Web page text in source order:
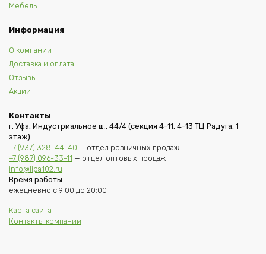
Мебель
Информация
О компании
Доставка и оплата
Отзывы
Акции
Контакты
г. Уфа, Индустриальное ш., 44/4 (секция 4-11, 4-13 ТЦ Радуга, 1
этаж)
+7 (937) 328-44-40 — отдел розничных продаж
+7 (987) 096-33-11 — отдел оптовых продаж
info@lipa102.ru
Время работы
ежедневно с 9:00 до 20:00
Карта сайта
Контакты компании